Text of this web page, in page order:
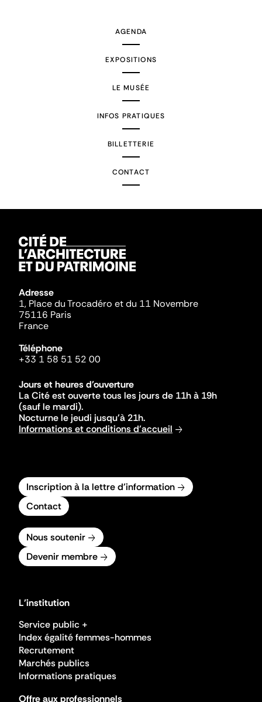
AGENDA
EXPOSITIONS
LE MUSÉE
INFOS PRATIQUES
BILLETTERIE
CONTACT
Adresse
1, Place du Trocadéro et du 11 Novembre
75116 Paris
France
Téléphone
+33 1 58 51 52 00
Jours et heures d'ouverture
La Cité est ouverte tous les jours de 11h à 19h
(sauf le mardi).
Nocturne le jeudi jusqu'à 21h.
Informations et conditions d'accueil
Inscription à la lettre d'information
Contact
Nous soutenir
Devenir membre
L'institution
Service public +
Index égalité femmes-hommes
Recrutement
Marchés publics
Informations pratiques
Offre aux professionnels